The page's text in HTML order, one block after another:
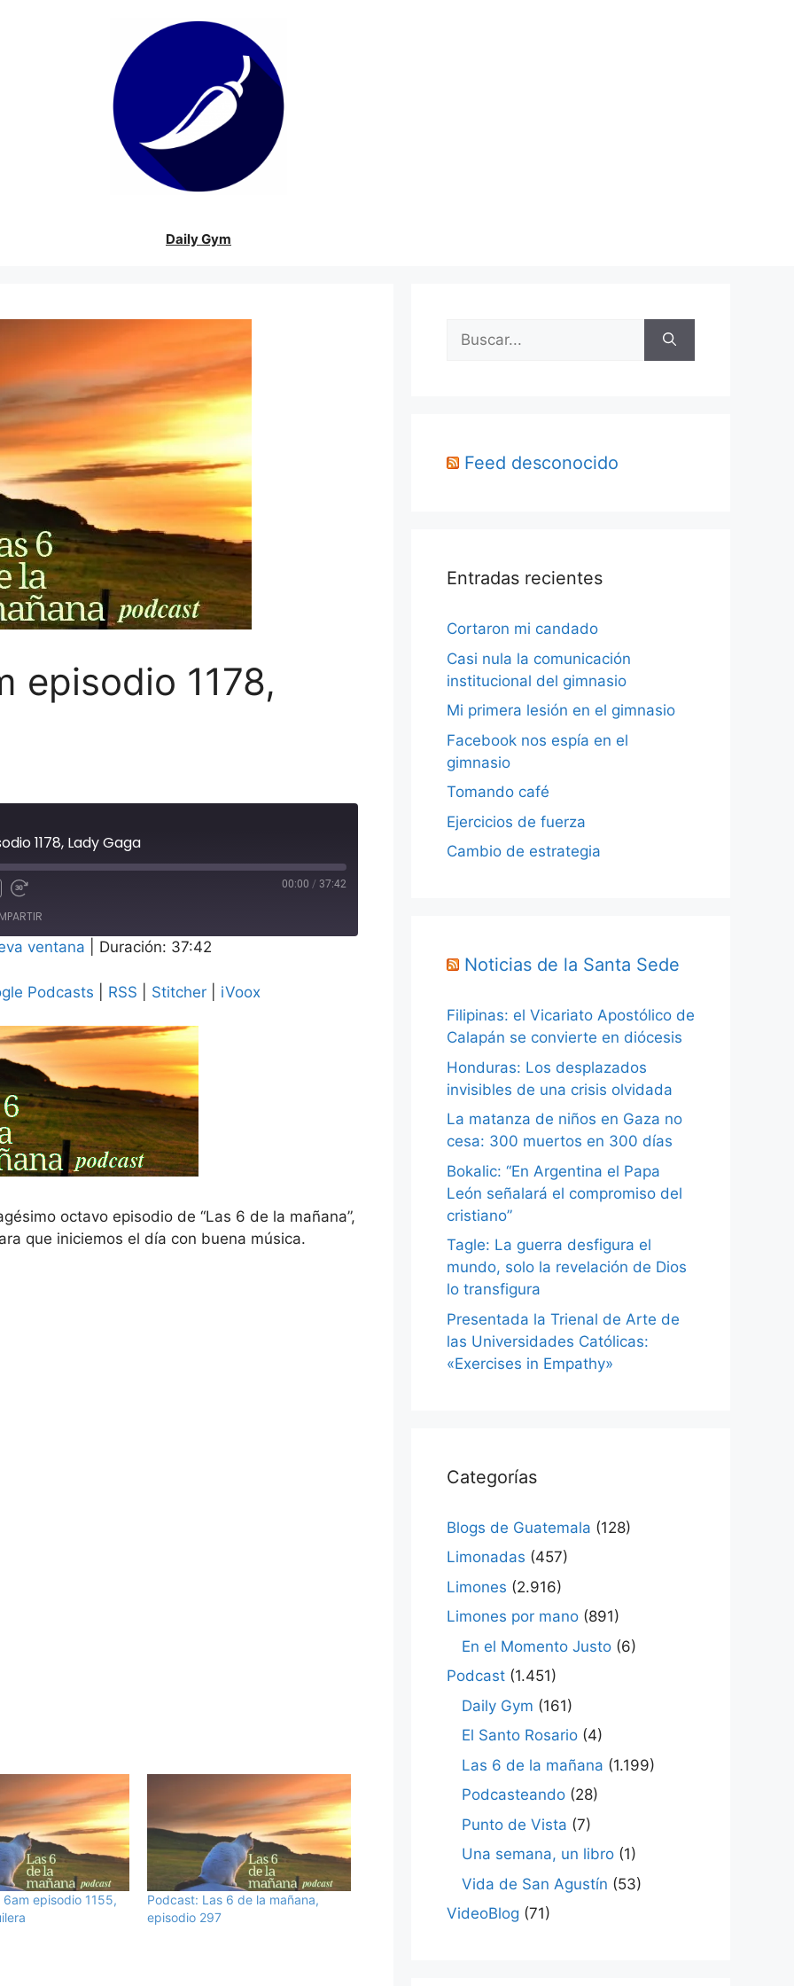
Daily Gym
episodio 1178,
1178, Lady Gaga
10
segundos
00:00 / 37:42
iVoox
ventana Duración: 37:42
Podcasts RSS Stitcher iVoox
octavo episodio de “Las 6 de la mañana”,
que iniciemos el día con buena música.
episodio 1155,
Podcast: Las 6 de la mañana,
episodio 297
Buscar:
Feed desconocido
Entradas recientes
Cortaron mi candado
Casi nula la comunicación
institucional del gimnasio
Mi primera lesión en el gimnasio
Facebook nos espía en el
gimnasio
Tomando café
Ejercicios de fuerza
Cambio de estrategia
Noticias de la Santa Sede
Filipinas: el Vicariato Apostólico de
Calapán se convierte en diócesis
Honduras: Los desplazados
invisibles de una crisis olvidada
La matanza de niños en Gaza no
cesa: 300 muertos en 300 días
Bokalic: “En Argentina el Papa
León señalará el compromiso del
cristiano”
Tagle: La guerra desfigura el
mundo, solo la revelación de Dios
lo transfigura
Presentada la Trienal de Arte de
las Universidades Católicas:
«Exercises in Empathy»
Categorías
Blogs de Guatemala (128)
Limonadas (457)
Limones (2.916)
Limones por mano (891)
En el Momento Justo (6)
Podcast (1.451)
Daily Gym (161)
El Santo Rosario (4)
Las 6 de la mañana (1.199)
Podcasteando (28)
Punto de Vista (7)
Una semana, un libro (1)
Vida de San Agustín (53)
VideoBlog (71)